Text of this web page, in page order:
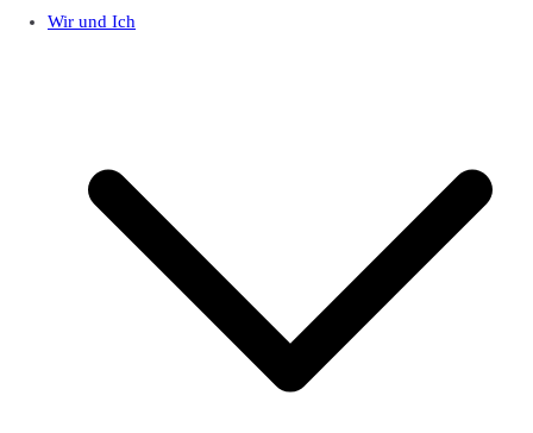
Wir und Ich